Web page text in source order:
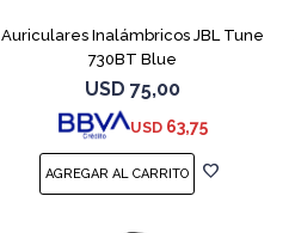
Auriculares Inalámbricos JBL Tune
730BT Blue
USD 75,00
USD 63,75